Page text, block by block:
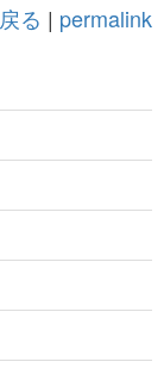
戻る | permalink